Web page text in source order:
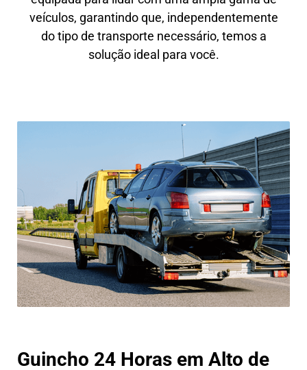
veículos, garantindo que, independentemente
do tipo de transporte necessário, temos a
solução ideal para você.
Guincho 24 Horas em Alto de